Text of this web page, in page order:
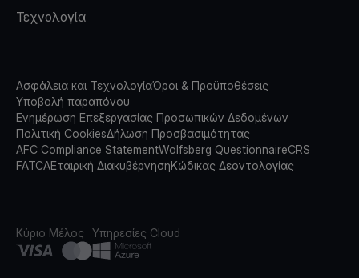
Τεχνολογία
Ασφάλεια και ΤεχνολογίαΌροι & Προϋποθέσεις
Υποβολή παραπόνου
Ενημέρωση Επεξεργασίας Προσωπικών Δεδομένων
Πολιτική CookiesΔήλωση Προσβασιμότητας
AFC Compliance StatementWolfsberg QuestionnaireCRS
FATCAΕταιρική ΔιακυβέρνησηΚώδικας Δεοντολογίας
Κύριο Μέλος Υπηρεσίες Cloud